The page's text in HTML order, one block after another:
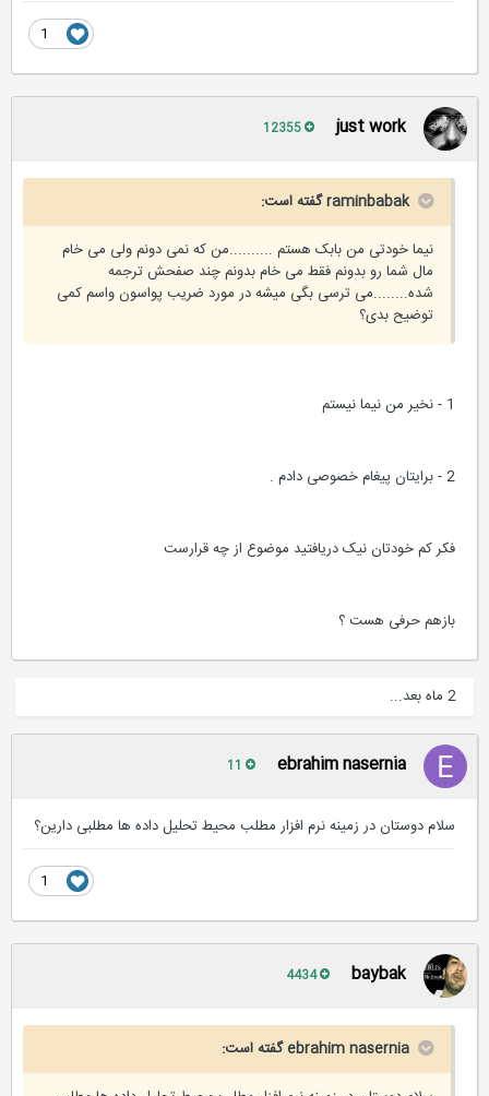
just work
raminbabak گفته است:
نیما خودتی من بابک هستم ..........من که نمی دونم ولی می خام
مال شما رو بدونم فقط می خام بدونم چند صفحش ترجمه
شده........می ترسی بگی میشه در مورد ضریب پواسون واسم کمی
توضیح بدی؟
فکر کم خودتان نیک دریافتید موضوع از چه قرارست
بازهم حرفی هست ؟
ebrahim nasernia
سلام دوستان در زمینه نرم افزار مطلب محیط تحلیل داده ها مطلبی دارین؟
baybak
ebrahim nasernia گفته است: